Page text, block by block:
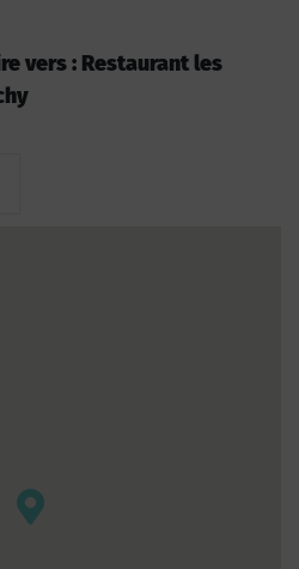
vers : Restaurant les